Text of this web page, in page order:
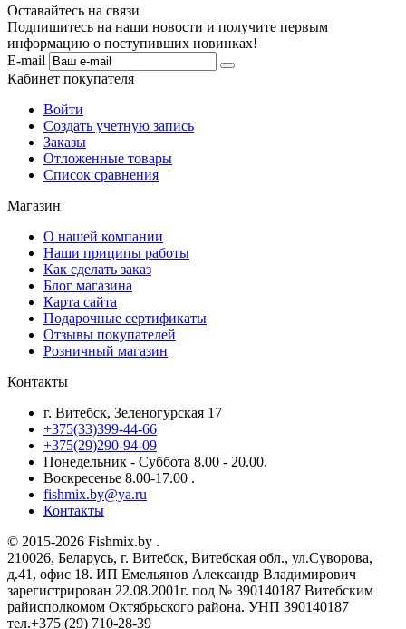
Оставайтесь на связи
Подпишитесь на наши новости и получите первым
информацию о поступивших новинках!
E-mail
Кабинет покупателя
Войти
Создать учетную запись
Заказы
Отложенные товары
Список сравнения
Магазин
О нашей компании
Наши приципы работы
Как сделать заказ
Блог магазина
Карта сайта
Подарочные сертификаты
Отзывы покупателей
Розничный магазин
Контакты
г. Витебск, Зеленогурская 17
+375(33)399-44-66
+375(29)290-94-09
Понедельник - Суббота 8.00 - 20.00.
Воскресенье 8.00-17.00 .
fishmix.by@ya.ru
Контакты
© 2015-2026 Fishmix.by .
210026, Беларусь, г. Витебск, Витебская обл., ул.Суворова,
д.41, офис 18. ИП Емельянов Александр Владимирович
зарегистрирован 22.08.2001г. под № 390140187 Витебским
райисполкомом Октябрьского района. УНП 390140187
тел.+375 (29) 710-28-39